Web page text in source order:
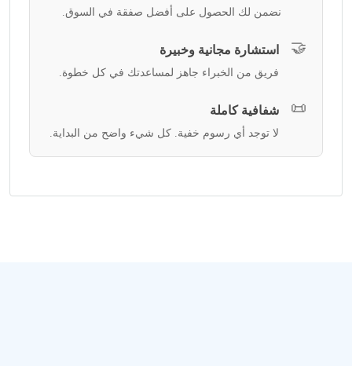
نضمن لك الحصول على أفضل صفقة في السوق.
🤝 استشارة مجانية وخبيرة
فريق من الخبراء جاهز لمساعدتك في كل خطوة.
📜 شفافية كاملة
لا توجد أي رسوم خفية. كل شيء واضح من البداية.